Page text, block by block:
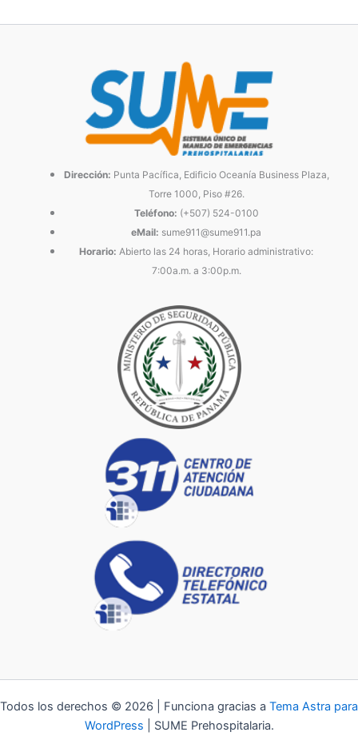
Dirección: Punta Pacífica, Edificio Oceanía Business Plaza,
Torre 1000, Piso #26.
Teléfono: (+507) 524-0100
eMail: sume911@sume911.pa
Horario: Abierto las 24 horas, Horario administrativo:
7:00a.m. a 3:00p.m.
Todos los derechos © 2026 | Funciona gracias a Tema Astra para
WordPress | SUME Prehospitalaria.